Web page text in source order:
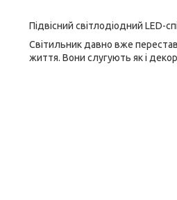
Підвісний світлодіодний LED-
Світильник давно вже
життя. Вони слугують як і